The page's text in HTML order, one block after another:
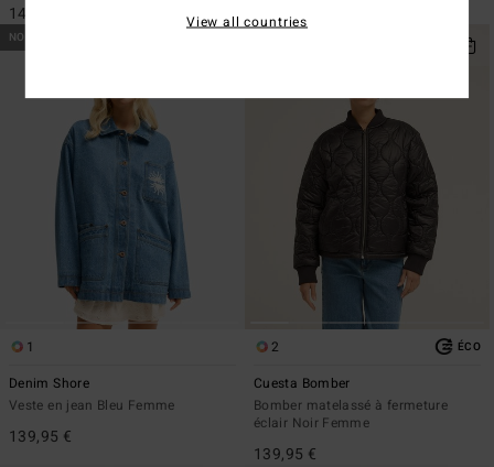
149,95 € 149,95 €
NOUVEAUTÉ
1
Denim Shore
Veste en jean Bleu Femme
139,95 €
2 ÉCO
Cuesta Bomber
Bomber matelassé à fermeture
éclair Noir Femme
139,95 €
View all countries